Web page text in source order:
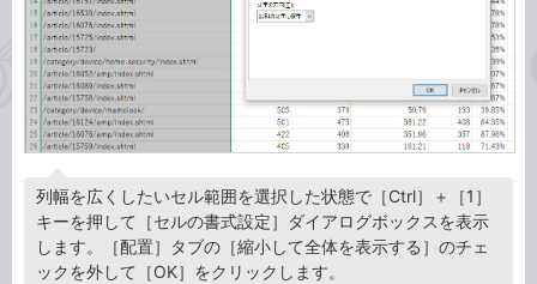
列幅を広くしたいセル範囲を選択した状態で［Ctrl］＋［1］
キーを押して［セルの書式設定］ダイアログボックスを表示
します。［配置］タブの［縮小して全体を表示する］のチェ
ックを外して［OK］をクリックします。